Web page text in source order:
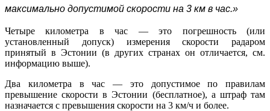
максимально допустимой скорости на 3 км в час.»
Четыре километра в час — это погрешность (или
установленный допуск) измерения скорости радаром
принятый в Эстонии (в других странах он отличается, см.
информацию выше).
Два километра в час — это допустимое по правилам
превышение скорости в Эстонии (бесплатное), а штраф там
назначается с превышения скорости на 3 км/ч и более.